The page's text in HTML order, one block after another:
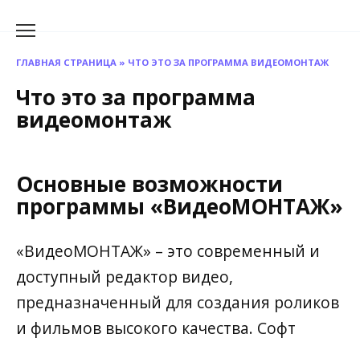
ГЛАВНАЯ СТРАНИЦА » ЧТО ЭТО ЗА ПРОГРАММА ВИДЕОМОНТАЖ
Что это за программа
видеомонтаж
Основные возможности
программы «ВидеоМОНТАЖ»
«ВидеоМОНТАЖ» – это современный и
доступный редактор видео,
предназначенный для создания роликов
и фильмов высокого качества. Софт